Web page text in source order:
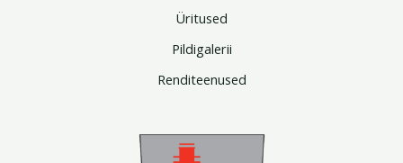
Üritused
Pildigalerii
Renditeenused